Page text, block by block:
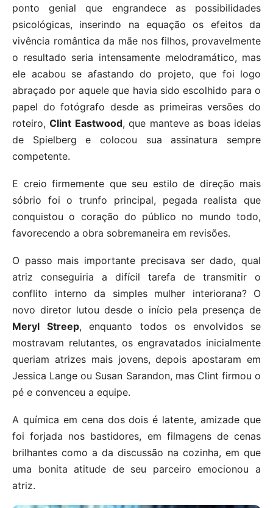
ponto genial que engrandece as possibilidades
psicológicas, inserindo na equação os efeitos da
vivência romântica da mãe nos filhos, provavelmente
o resultado seria intensamente melodramático, mas
ele acabou se afastando do projeto, que foi logo
abraçado por aquele que havia sido escolhido para o
papel do fotógrafo desde as primeiras versões do
roteiro,Clint Eastwood, que manteve as boas ideias
de Spielberg e colocou sua assinatura sempre
competente.
E creio firmemente que seu estilo de direção mais
sóbrio foi o trunfo principal, pegada realista que
conquistou o coração do público no mundo todo,
favorecendo a obra sobremaneira em revisões.
O passo mais importante precisava ser dado, qual
atriz conseguiria a difícil tarefa de transmitir o
conflito interno da simples mulher interiorana? O
novo diretor lutou desde o início pela presença de
Meryl Streep, enquanto todos os envolvidos se
mostravam relutantes, os engravatados inicialmente
queriam atrizes mais jovens, depois apostaram em
Jessica Lange ou Susan Sarandon, mas Clint firmou o
pé e convenceu a equipe.
A química em cena dos dois é latente, amizade que
foi forjada nos bastidores, em filmagens de cenas
brilhantes como a da discussão na cozinha, em que
uma bonita atitude de seu parceiro emocionou a
atriz.